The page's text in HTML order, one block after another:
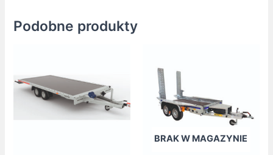
Podobne produkty
BRAK W MAGAZYNIE